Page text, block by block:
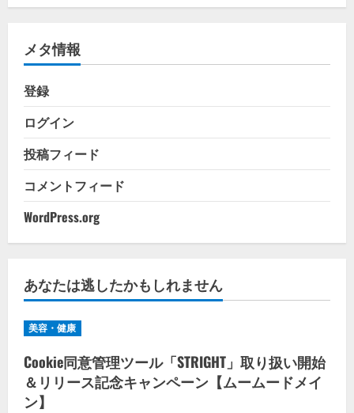
ゴ
ー
メタ情報
登録
ログイン
投稿フィード
コメントフィード
WordPress.org
あなたは逃したかもしれません
美容・健康
Cookie同意管理ツール「STRIGHT」取り扱い開始
＆リリース記念キャンペーン【ムームードメイ
ン】